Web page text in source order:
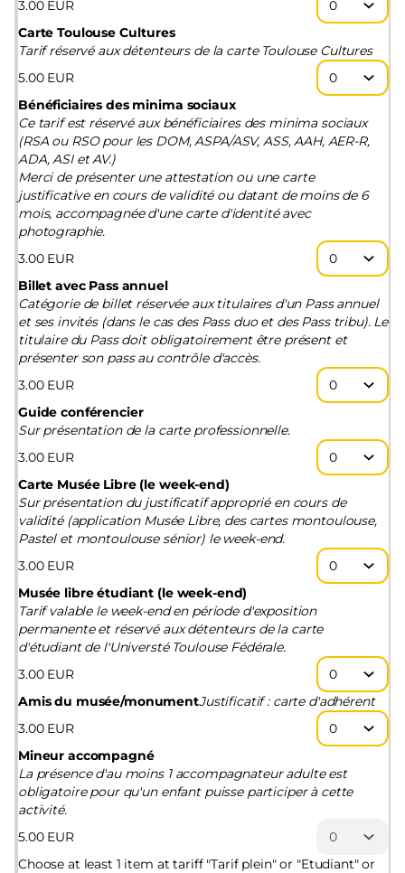
3.00 EUR
Carte Toulouse Cultures
Tarif réservé aux détenteurs de la carte Toulouse Cultures
5.00 EUR
Bénéficiaires des minima sociaux
Ce tarif est réservé aux bénéficiaires des minima sociaux
(RSA ou RSO pour les DOM, ASPA/ASV, ASS, AAH, AER-R,
ADA, ASI et AV.)
Merci de présenter une attestation ou une carte
justificative en cours de validité ou datant de moins de 6
mois, accompagnée d'une carte d'identité avec
photographie.
3.00 EUR
Billet avec Pass annuel
Catégorie de billet réservée aux titulaires d'un Pass annuel
et ses invités (dans le cas des Pass duo et des Pass tribu). Le
titulaire du Pass doit obligatoirement être présent et
présenter son pass au contrôle d'accès.
3.00 EUR
Guide conférencier
Sur présentation de la carte professionnelle.
3.00 EUR
Carte Musée Libre (le week-end)
Sur présentation du justificatif approprié en cours de
validité (application Musée Libre, des cartes montoulouse,
Pastel et montoulouse sénior) le week-end.
3.00 EUR
Musée libre étudiant (le week-end)
Tarif valable le week-end en période d'exposition
permanente et réservé aux détenteurs de la carte
d'étudiant de l'Universté Toulouse Fédérale.
3.00 EUR
Amis du musée/monumentJustificatif : carte d'adhérent
3.00 EUR
Mineur accompagné
La présence d'au moins 1 accompagnateur adulte est
obligatoire pour qu'un enfant puisse participer à cette
activité.
5.00 EUR
Choose at least 1 item at tariff "Tarif plein" or "Etudiant" or